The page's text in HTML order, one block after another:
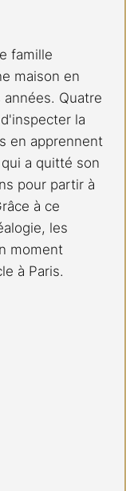
famille
maison en
Quatre
la
en apprennent
a quitté son
pour partir à
à ce
les
moment
à Paris.